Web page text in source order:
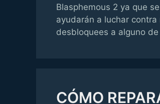
Blasphemous 2 ya que
ayudarán a luchar
desbloquees a alguno
CÓMO